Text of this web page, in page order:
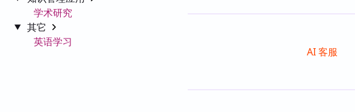
学术研究
其它
英语学习
AI 客服